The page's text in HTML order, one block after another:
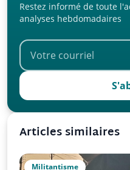
Restez informé de toute
analyses hebdomadaires
Articles similaires
Militantisme